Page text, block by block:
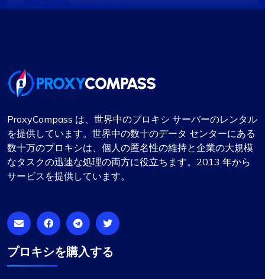
ービスです。優れたサービスと競争力のある価格
設定が、他社とは一線を画しています。プロキシ
おり、すぐにサポートを提供します。特定のサブ
ネットや国を選択または除外できる柔軟性やその
他の機能は、特に注目に値します。
ノア・ブラウン
ProxyCompass は、世界中のプロキシ サーバーのレンタル
を提供しています。世界中の数十のデータ センターにある
数十万のプロキシは、個人の匿名性の維持と企業の大規模
なタスクの迅速な処理の両方に役立ちます。2013 年から
サービスを提供しています。
プロキシを購入する